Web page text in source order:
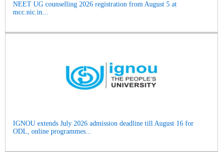
NEET UG counselling 2026 registration from August 5 at
mcc.nic.in...
IGNOU extends July 2026 admission deadline till August 16 for
ODL, online programmes...